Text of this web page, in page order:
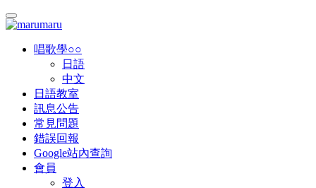
唱歌學○○
日語
中文
日語教室
訊息公告
常見問題
錯誤回報
Google站內查詢
會員
登入